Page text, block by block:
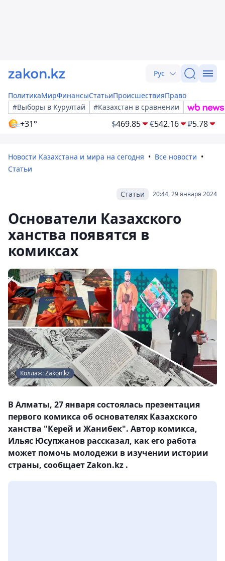
Рус
ПолитикаМирФинансыСтатьиПроисшествияПраво
#Выборы в Курултай
#Казахстан в сравнении
+31° $469.85 €542.16 ₽5.78
Новости Казахстана и мира на сегодня
Все новости
Статьи
20:44, 29 января 2024
Статьи
Основатели Казахского
ханства появятся в
комиксах
Коллаж: Zakon.kz
В Алматы, 27 января состоялась презентация
первого комикса об основателях Казахского
ханства "Керей и Жанибек". Автор комикса,
Ильяс Юсупжанов рассказал, как его работа
может помочь молодежи в изучении истории
страны, сообщает Zakon.kz .